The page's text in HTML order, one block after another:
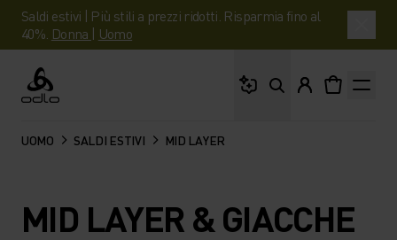
Saldi estivi | Più stili a prezzi ridotti. Risparmia fino al
40%. Donna | Uomo
Odlo
UOMO SALDI ESTIVI MID LAYER
MID LAYER & GIACCHE